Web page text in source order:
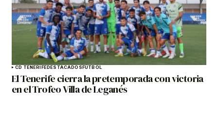
CD TENERIFEDESTACADOSFÚTBOL
El Tenerife cierra la pretemporada con victoria
en el Trofeo Villa de Leganés